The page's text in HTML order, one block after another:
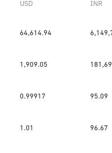
USD INR
64,614.94
1,909.05
0.99917 95.09
1.01 96.67